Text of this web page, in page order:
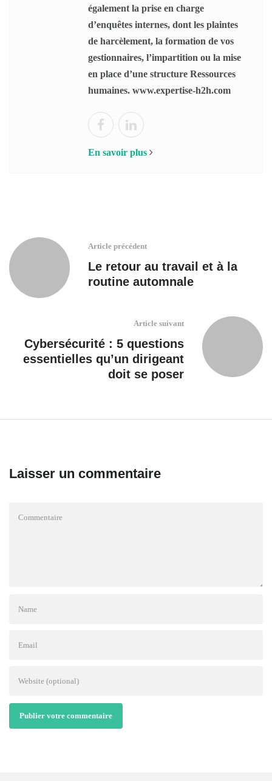
également la prise en charge
d’enquêtes internes, dont les plaintes
de harcèlement, la formation de vos
gestionnaires, l’impartition ou la mise
en place d’une structure Ressources
humaines. www.expertise-h2h.com
En savoir plus
Article précédent
Le retour au travail et à la
routine automnale
Article suivant
Cybersécurité : 5 questions
essentielles qu’un dirigeant
doit se poser
Laisser un commentaire
Publier votre commentaire